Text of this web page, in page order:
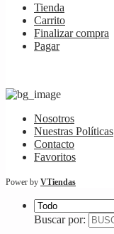
Tienda
Carrito
Finalizar compra
Pagar
Nosotros
Nuestras Políticas
Contacto
Favoritos
Power by VTiendas
Buscar por: